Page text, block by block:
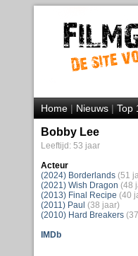
Home|Nieuws|Top
Bobby Lee
Leeftijd: 53 jaar
Acteur
(2024) Borderlands (51
(2021) Wish Dragon (48
(2013) Final Recipe (40
(2011) Paul (38 jaar)
(2010) Hard Breakers
IMDb